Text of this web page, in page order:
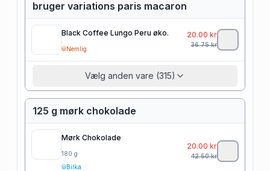
bruger variations paris macaron
Black Coffee Lungo Peru øko.
Nemlig
20.00 kr
36.75kr
Vælg anden vare (315)
125 g mørk chokolade
Mørk Chokolade
180 g
Bilka
20.00 kr
42.50kr